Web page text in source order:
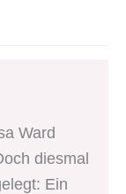
Ward
diesmal
Ein